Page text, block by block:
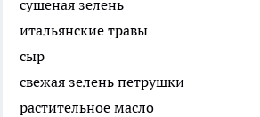
сушеная зелень
итальянские травы
сыр
свежая зелень петрушки
растительное масло